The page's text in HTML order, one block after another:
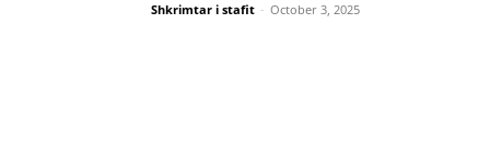
Shkrimtar i stafit - October 3, 2025